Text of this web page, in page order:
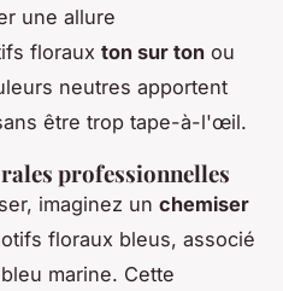
une allure
floraux ton sur ton ou
neutres apportent
être trop tape-à-l'œil.
professionnelles
imaginez un chemiser
floraux bleus, associé
bleu marine. Cette